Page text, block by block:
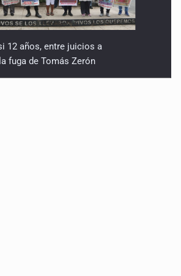
12 años, entre juicios a
fuga de Tomás Zerón